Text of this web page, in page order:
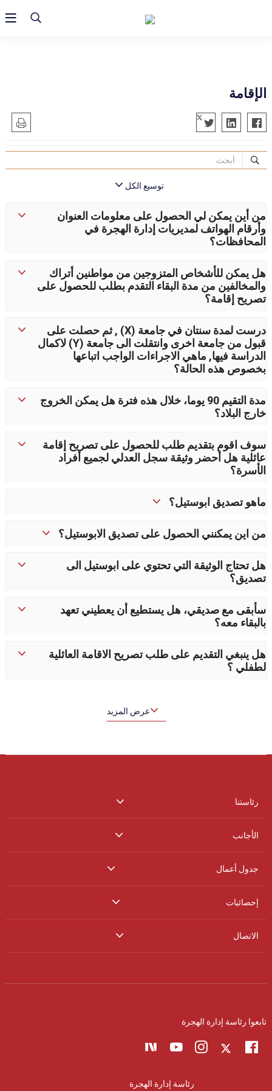
الإقامة
من أين يمكن لي الحصول على معلومات العنوان
وأرقام الهواتف لمديريات إدارة الهجرة في
المحافظات؟
هل يمكن للأشخاص المتزوجين من مواطنين أتراك
والمخالفين من مدة البقاء التقدم بطلب للحصول على
تصريح إقامة؟
درست لمدة سنتان في جامعة (X) , ثم حصلت على
قبول من جامعة اخرى وانتقلت الى جامعة (Y) لاكمال
الدراسة فيها, ماهي الاجراءات الواجب اتباعها
بخصوص هذه الحالة؟
مدة التقيم 90 يوما، خلال هذه فترة هل يمكن الخروج
خارج البلاد؟
سوف اقوم بتقديم طلب للحصول على تصريح إقامة
عائلية هل أحضر وثيقة سجل العدلي لجميع أفراد
الأسرة؟
ماهو تصديق ابوستيل؟
من اين يمكنني الحصول على تصديق الابوستيل؟
هل تحتاج الوثيقة التي تحتوي على ابوستيل الى
تصديق؟
سأبقى مع صديقي، هل يستطيع أن يعطيني تعهد
بالبقاء معه؟
هل ينبغي التقديم على طلب تصريح الاقامة العائلية
لطفلي ؟
عرض المزيد
رئاستنا
الأجانب
جدول أعمال
إحصائيات
الاتصال
تابعوا رئاسة إدارة الهجرة
رئاسة إدارة الهجرة